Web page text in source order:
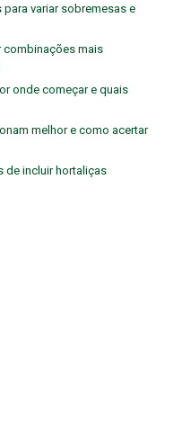
variar sobremesas e
combinações mais
onde começar e quais
melhor e como acertar
de incluir hortaliças